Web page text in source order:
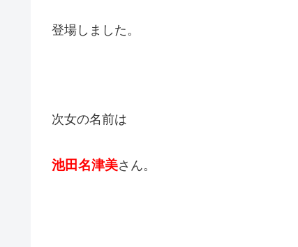
登場しました。
次女の名前は
池田名津美さん。